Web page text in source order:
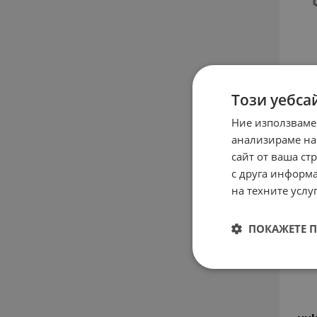
8.44
Този
Ние
анализираме
сайт от ваша
с друга
на техните
ПОКАЖЕТЕ